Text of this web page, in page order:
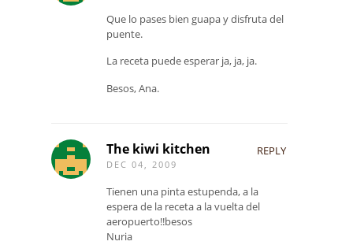
Que lo pases bien guapa y disfruta del
puente.
La receta puede esperar ja, ja, ja.
Besos, Ana.
The kiwi kitchen
DEC 04, 2009
REPLY
Tienen una pinta estupenda, a la
espera de la receta a la vuelta del
aeropuerto!!besos
Nuria